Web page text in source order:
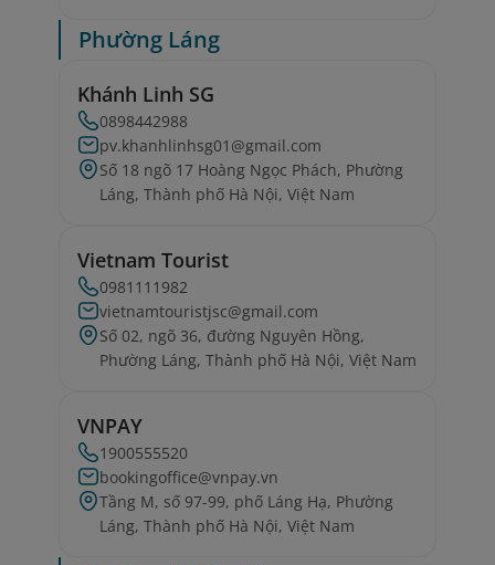
Phường Láng
Khánh Linh SG
0898442988
pv.khanhlinhsg01@gmail.com
Số 18 ngõ 17 Hoàng Ngọc Phách, Phường
Láng, Thành phố Hà Nội, Việt Nam
Vietnam Tourist
0981111982
vietnamtouristjsc@gmail.com
Số 02, ngõ 36, đường Nguyên Hồng,
Phường Láng, Thành phố Hà Nội, Việt Nam
VNPAY
1900555520
bookingoffice@vnpay.vn
Tầng M, số 97-99, phố Láng Hạ, Phường
Láng, Thành phố Hà Nội, Việt Nam